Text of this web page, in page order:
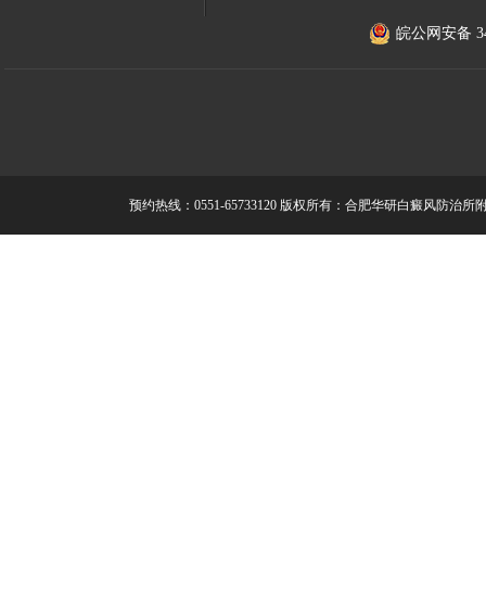
皖公网安备
预约热线：0551-65733120 版权所有：合肥华研白癜风防治所